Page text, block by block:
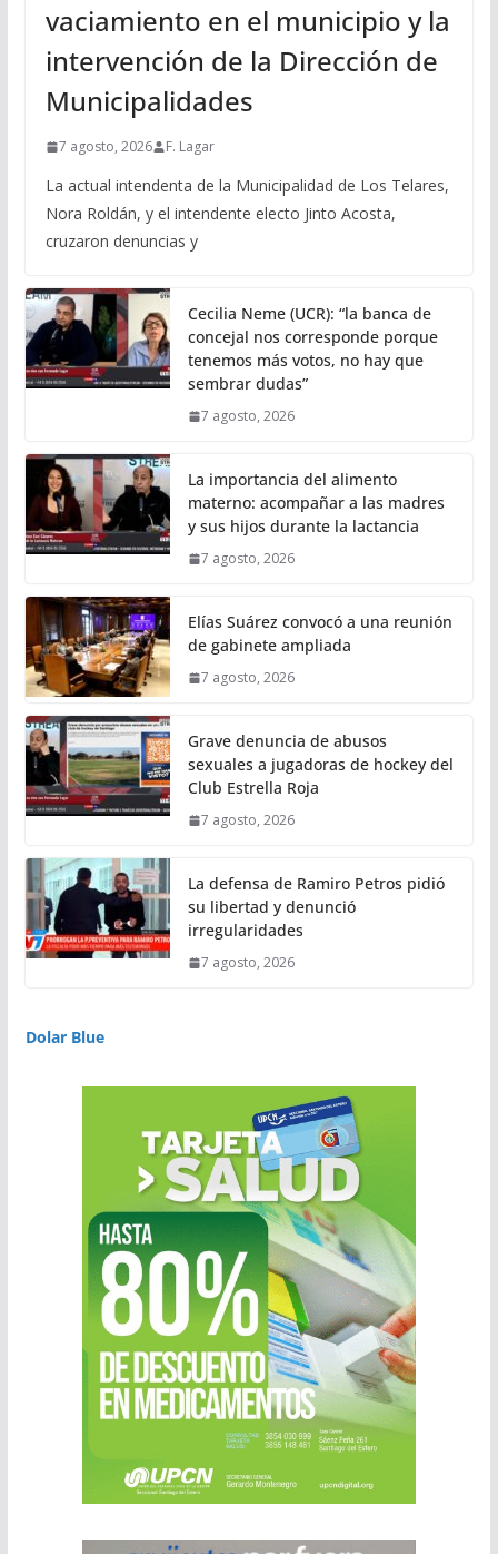
vaciamiento en el municipio y la
intervención de la Dirección de
Municipalidades
7 agosto, 2026 F. Lagar
La actual intendenta de la Municipalidad de Los Telares,
Nora Roldán, y el intendente electo Jinto Acosta,
cruzaron denuncias y
Cecilia Neme (UCR): “la banca de
concejal nos corresponde porque
tenemos más votos, no hay que
sembrar dudas”
7 agosto, 2026
La importancia del alimento
materno: acompañar a las madres
y sus hijos durante la lactancia
7 agosto, 2026
Elías Suárez convocó a una reunión
de gabinete ampliada
7 agosto, 2026
Grave denuncia de abusos
sexuales a jugadoras de hockey del
Club Estrella Roja
7 agosto, 2026
La defensa de Ramiro Petros pidió
su libertad y denunció
irregularidades
7 agosto, 2026
Dolar Blue